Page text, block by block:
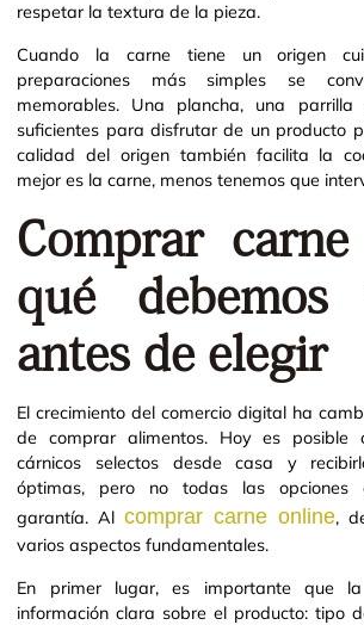
respetar la textura de la pieza.
Cuando la carne tiene un origen
preparaciones más simples se
memorables. Una plancha, una
suficientes para disfrutar de un producto
calidad del origen también facilita la
mejor es la carne, menos tenemos que
Comprar
qué debemos
antes de elegir
El crecimiento del comercio digital ha
de comprar alimentos. Hoy es posible
cárnicos selectos desde casa y
óptimas, pero no todas las opciones
garantía. Alcomprar carne online,
varios aspectos fundamentales.
En primer lugar, es importante que
información clara sobre el producto: tipo